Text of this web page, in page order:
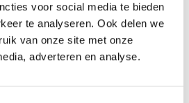
voor social media te bieden
te analyseren. Ook delen we
van onze site met onze
adverteren en analyse.
ONDERHOUDSSET
compleet,speciaal voor
met watergedragen parketlakken.
resultaat.